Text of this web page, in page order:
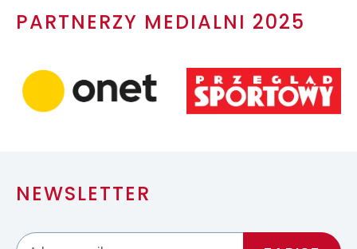
PARTNERZY MEDIALNI 2025
NEWSLETTER